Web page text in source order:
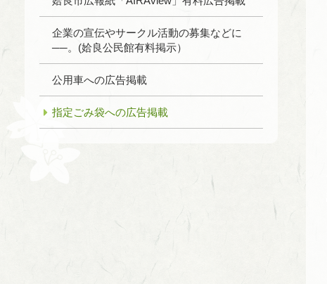
企業の宣伝やサークル活動の募集などに
──。(姶良公民館有料掲示）
公用車への広告掲載
指定ごみ袋への広告掲載